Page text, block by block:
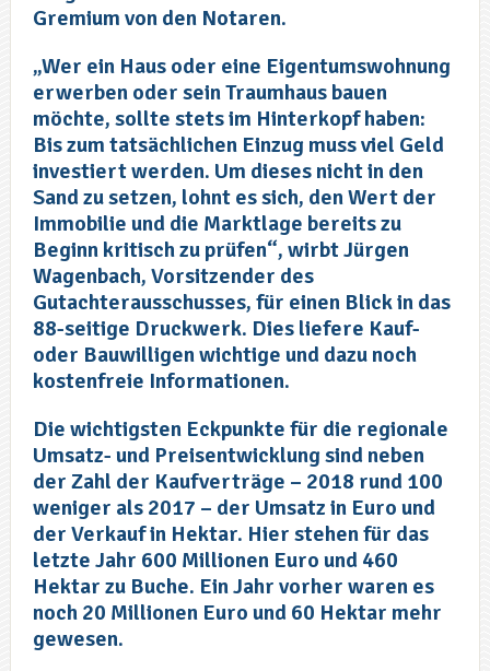
Gremium von den Notaren.
„Wer ein Haus oder eine Eigentumswohnung
erwerben oder sein Traumhaus bauen
möchte, sollte stets im Hinterkopf haben:
Bis zum tatsächlichen Einzug muss viel Geld
investiert werden. Um dieses nicht in den
Sand zu setzen, lohnt es sich, den Wert der
Immobilie und die Marktlage bereits zu
Beginn kritisch zu prüfen“, wirbt Jürgen
Wagenbach, Vorsitzender des
Gutachterausschusses, für einen Blick in das
88-seitige Druckwerk. Dies liefere Kauf-
oder Bauwilligen wichtige und dazu noch
kostenfreie Informationen.
Die wichtigsten Eckpunkte für die regionale
Umsatz- und Preisentwicklung sind neben
der Zahl der Kaufverträge – 2018 rund 100
weniger als 2017 – der Umsatz in Euro und
der Verkauf in Hektar. Hier stehen für das
letzte Jahr 600 Millionen Euro und 460
Hektar zu Buche. Ein Jahr vorher waren es
noch 20 Millionen Euro und 60 Hektar mehr
gewesen.